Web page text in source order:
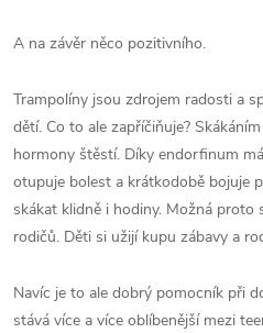
A na závěr něco pozitivního.
Trampolíny jsou zdrojem radosti a
dětí. Co to ale zapříčiňuje?
hormony štěstí. Díky endorfinum
otupuje bolest a krátkodobě bojuje
skákat klidně i hodiny. Možná
rodičů. Děti si užijí kupu zábavy a
Navíc je to ale dobrý pomocník při
stává více a více oblíbenější mezi